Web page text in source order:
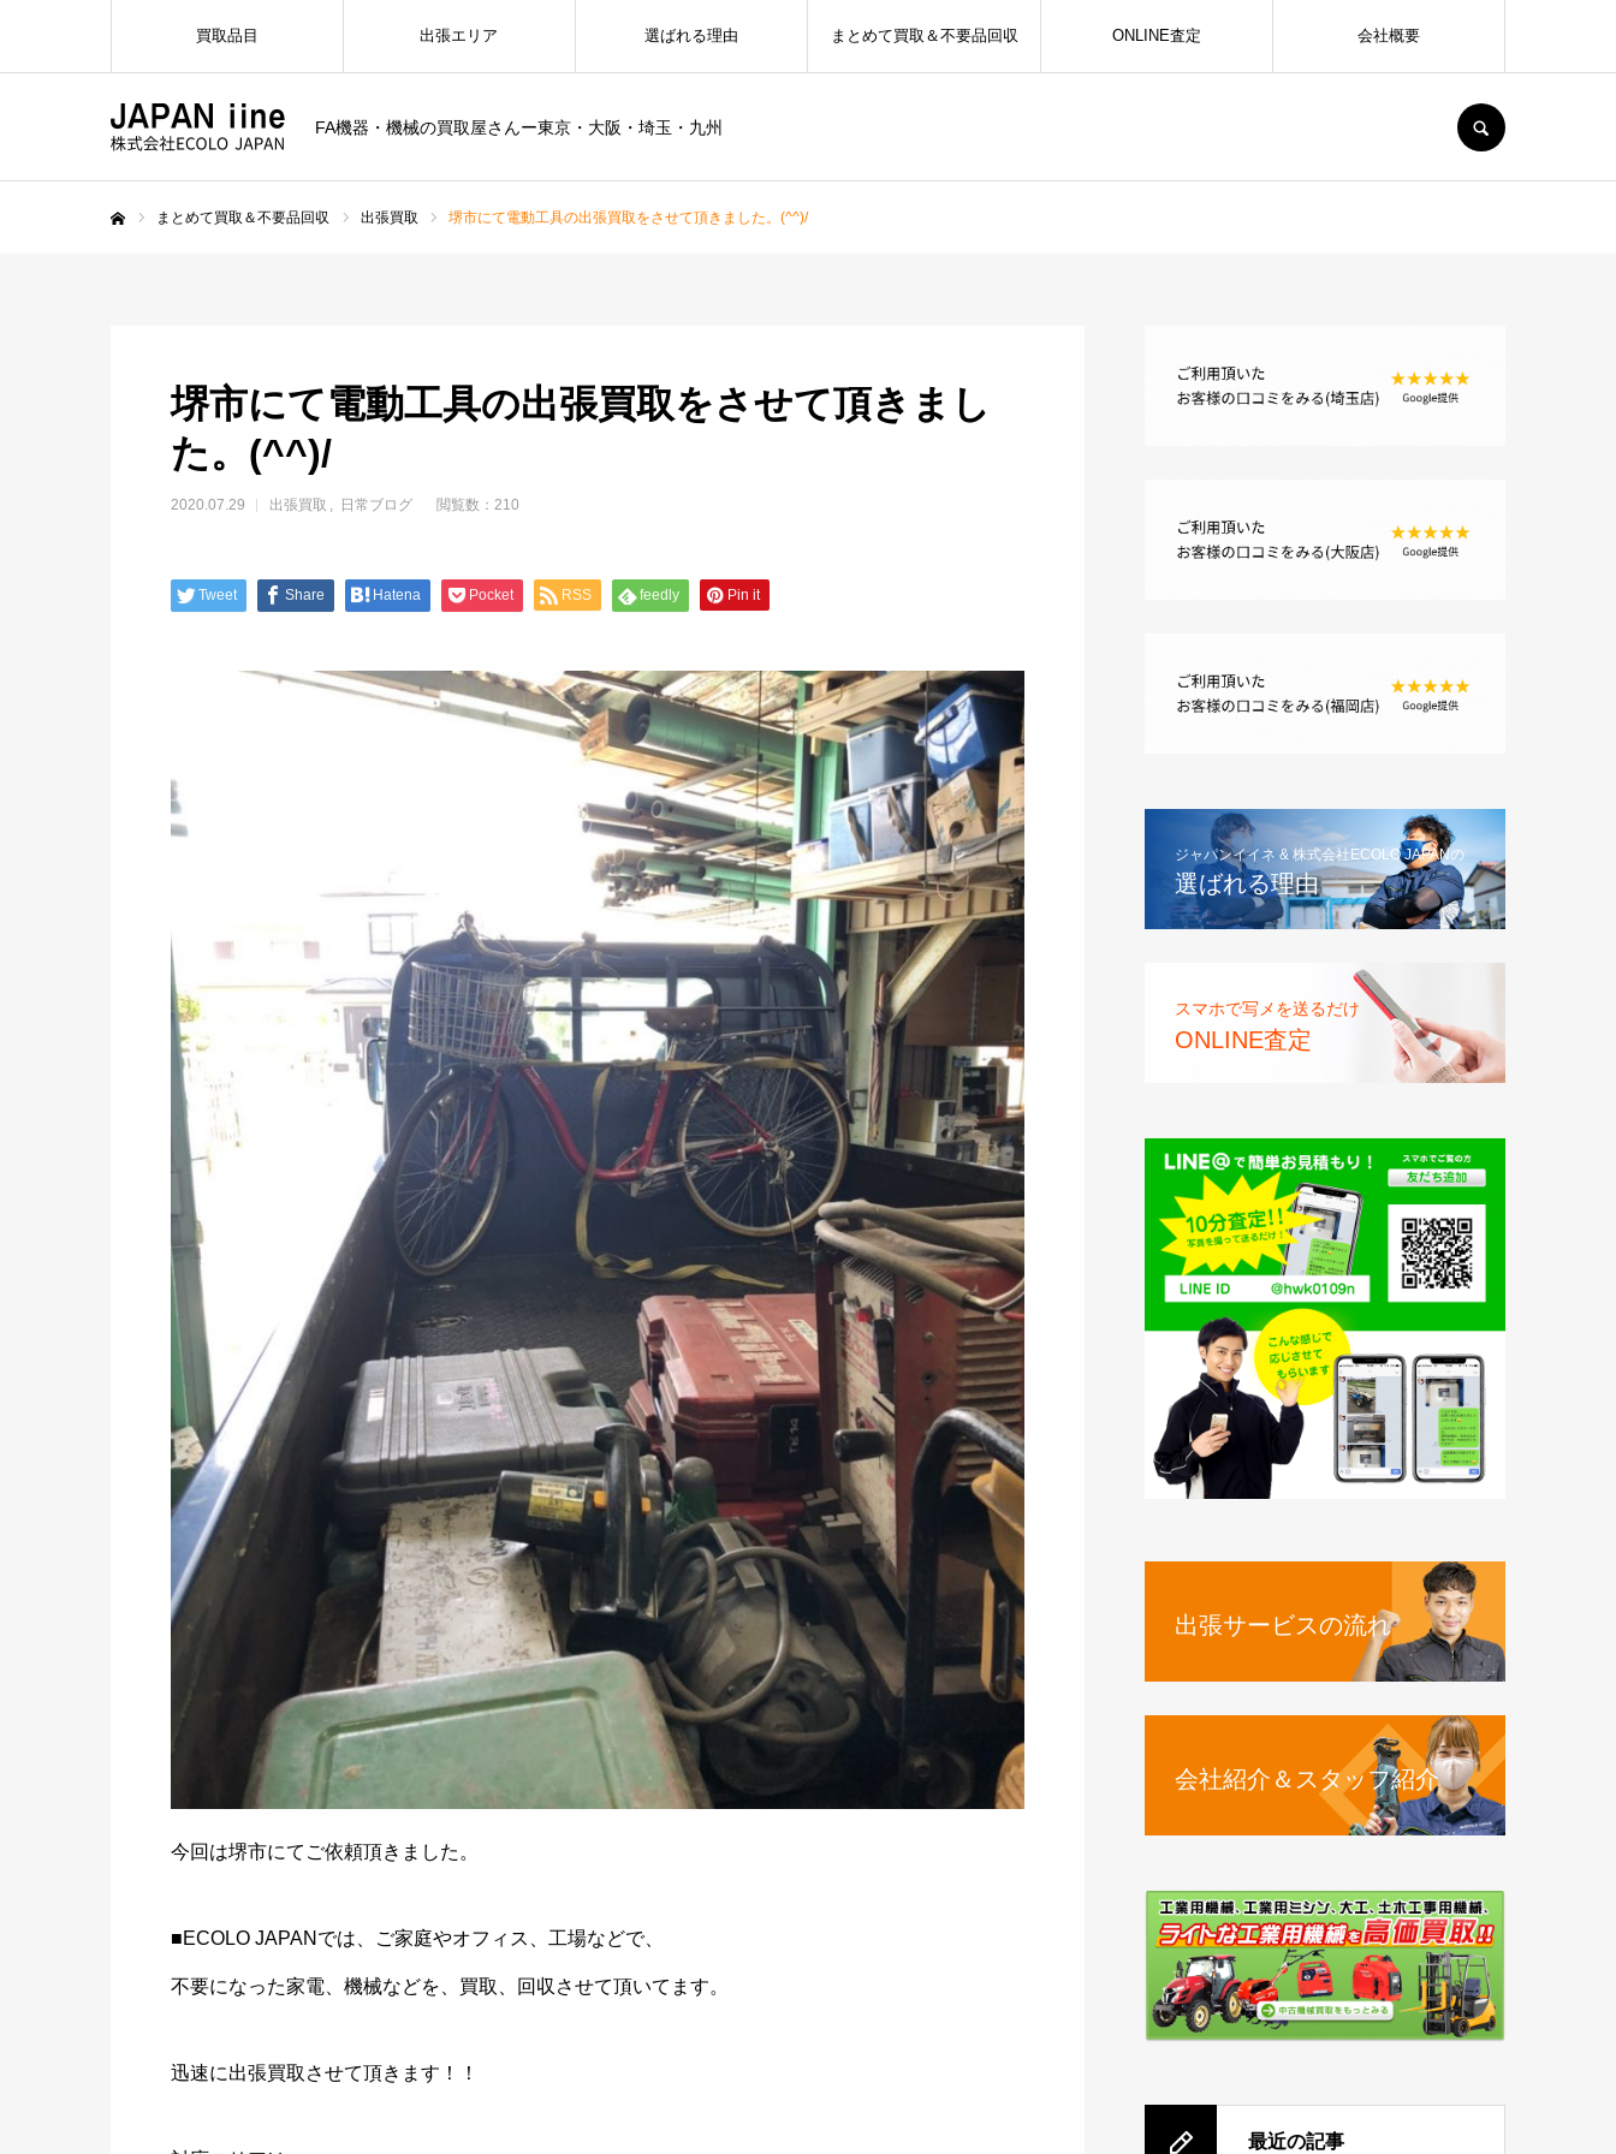
FA機器・機械の買取屋さんー東京・大阪・埼玉・九州
買取品目 出張エリア 選ばれる理由 まとめて買取＆不要品回収 ONLINE査定 会社概要
まとめて買取＆不要品回収 出張買取 堺市にて電動工具の出張買取をさせて頂きました。(^^)/
堺市にて電動工具の出張買取をさせて頂きまし
た。(^^)/
2020.07.29 出張買取 日常ブログ 閲覧数：210
Tweet Share Hatena Pocket RSS feedly Pin it
今回は堺市にてご依頼頂きました。
■ECOLO JAPANでは、ご家庭やオフィス、工場などで、
不要になった家電、機械などを、買取、回収させて頂いてます。
迅速に出張買取させて頂きます！！
ジャパンイイネ & 株式会社ECOLO JAPANの
選ばれる理由
スマホで写メを送るだけ
ONLINE査定
出張サービスの流れ
会社紹介＆スタッフ紹介
最近の記事